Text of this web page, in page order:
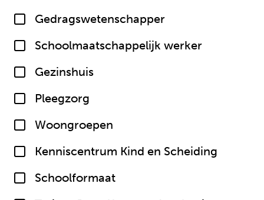
Gedragswetenschapper
Schoolmaatschappelijk werker
Gezinshuis
Pleegzorg
Woongroepen
Kenniscentrum Kind en Scheiding
Schoolformaat